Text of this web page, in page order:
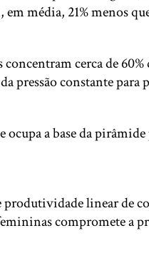
média, 21% menos
cerca de
pressão constante
a base da
linear de
compromete a